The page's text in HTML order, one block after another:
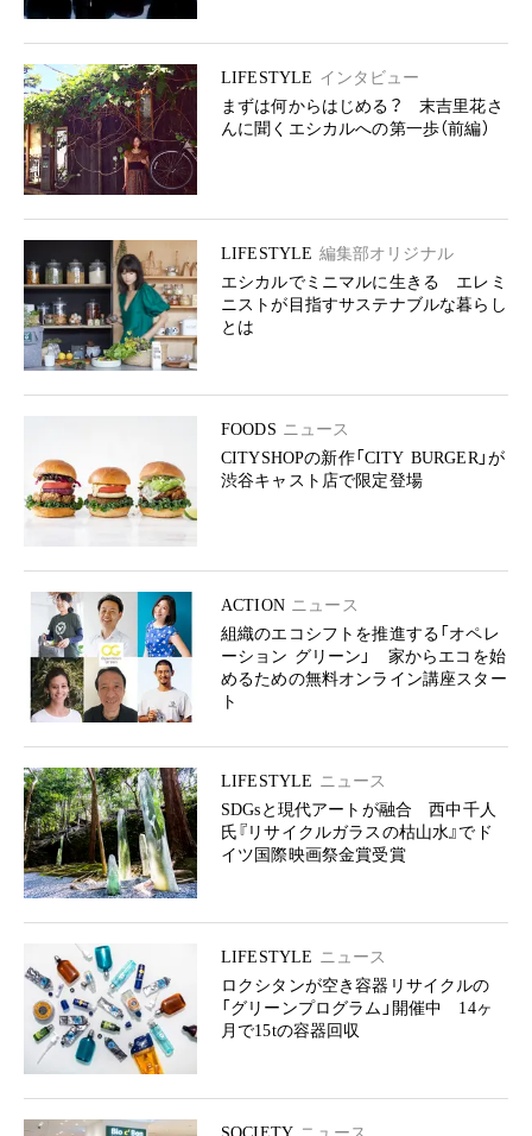
LIFESTYLE インタビュー
まずは何からはじめる？ 末吉里花さ
んに聞くエシカルへの第一歩（前編）
LIFESTYLE 編集部オリジナル
エシカルでミニマルに生きる エレミ
ニストが目指すサステナブルな暮らし
とは
FOODS ニュース
CITYSHOPの新作「CITY BURGER」が
渋谷キャスト店で限定登場
ACTION ニュース
組織のエコシフトを推進する「オペレ
ーション グリーン」 家からエコを始
めるための無料オンライン講座スター
ト
LIFESTYLE ニュース
SDGsと現代アートが融合 西中千人
氏『リサイクルガラスの枯山水』でド
イツ国際映画祭金賞受賞
LIFESTYLE ニュース
ロクシタンが空き容器リサイクルの
「グリーンプログラム」開催中 14ヶ
月で15tの容器回収